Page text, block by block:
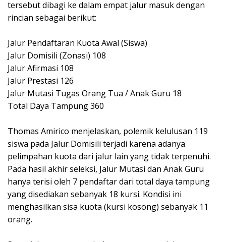
tersebut dibagi ke dalam empat jalur masuk dengan
rincian sebagai berikut:
Jalur Pendaftaran Kuota Awal (Siswa)
Jalur Domisili (Zonasi) 108
‎Jalur Afirmasi 108
‎Jalur Prestasi 126
‎Jalur Mutasi Tugas Orang Tua / Anak Guru 18
‎Total Daya Tampung 360
‎​Thomas Amirico menjelaskan, polemik kelulusan 119
siswa pada Jalur Domisili terjadi karena adanya
pelimpahan kuota dari jalur lain yang tidak terpenuhi.
‎​Pada hasil akhir seleksi, Jalur Mutasi dan Anak Guru
hanya terisi oleh 7 pendaftar dari total daya tampung
yang disediakan sebanyak 18 kursi. Kondisi ini
menghasilkan sisa kuota (kursi kosong) sebanyak 11
orang.